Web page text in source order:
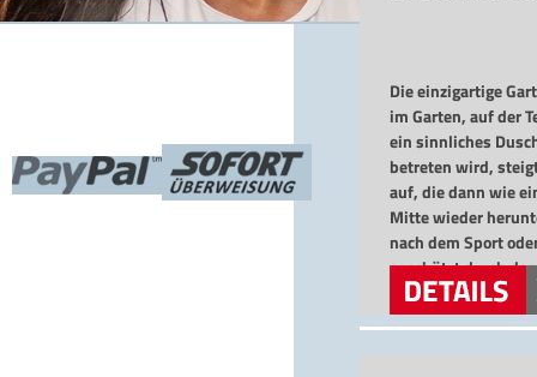
Die einzigartige
im Garten, auf der
ein sinnliches
betreten wird,
auf, die dann wie
Mitte wieder
nach dem Sport
geschützt durch